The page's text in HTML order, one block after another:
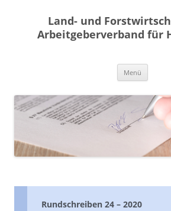
Land- und
Arbeitgeberverband für
Menü
Rundschreiben 24 – 2020